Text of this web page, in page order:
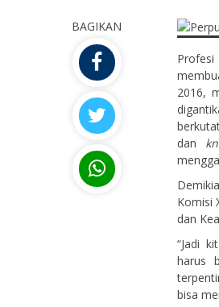
BAGIKAN
2016,
dan
Komisi
dan
“Jadi
harus
bisa